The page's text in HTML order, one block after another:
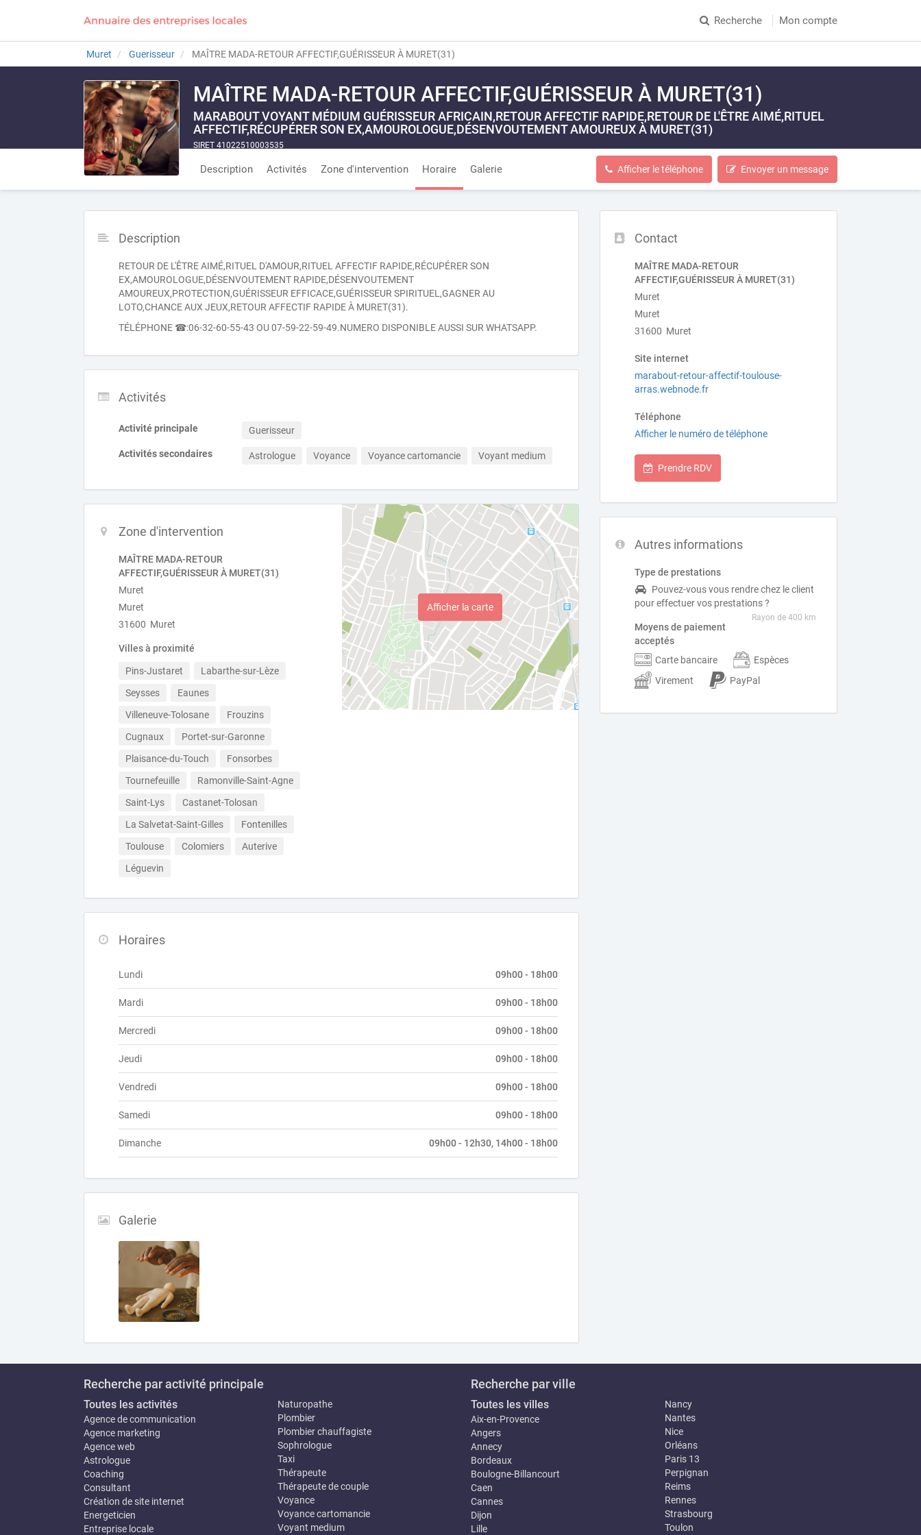
Recherche Mon compte
Muret Guerisseur MAÎTRE MADA-RETOUR AFFECTIF,GUÉRISSEUR À MURET(31)
MAÎTRE MADA-RETOUR AFFECTIF,GUÉRISSEUR À MURET(31)
MARABOUT VOYANT MÉDIUM GUÉRISSEUR AFRICAIN,RETOUR AFFECTIF RAPIDE,RETOUR DE L'ÊTRE AIMÉ,RITUEL
AFFECTIF,RÉCUPÉRER SON EX,AMOUROLOGUE,DÉSENVOUTEMENT AMOUREUX À MURET(31)
SIRET 41022510003535
Description Activités Zone d'intervention Horaire Galerie Afficher le téléphone Envoyer un message
Contact
MAÎTRE MADA-RETOUR
AFFECTIF,GUÉRISSEUR À MURET(31)
Muret
Muret
31600 Muret
Site internet
marabout-retour-affectif-toulouse-
arras.webnode.fr
Téléphone
Afficher le numéro de téléphone
Prendre RDV
Autres informations
Type de prestations
Pouvez-vous vous rendre chez le client
pour effectuer vos prestations ?
Rayon de 400 km
Moyens de paiement
acceptés
Carte bancaire
Espèces
Virement
PayPal
Description
RETOUR DE L'ÊTRE AIMÉ,RITUEL D'AMOUR,RITUEL AFFECTIF RAPIDE,RÉCUPÉRER SON
EX,AMOUROLOGUE,DÉSENVOUTEMENT RAPIDE,DÉSENVOUTEMENT
AMOUREUX,PROTECTION,GUÉRISSEUR EFFICACE,GUÉRISSEUR SPIRITUEL,GAGNER AU
LOTO,CHANCE AUX JEUX,RETOUR AFFECTIF RAPIDE À MURET(31).
TÉLÉPHONE ☎:06-32-60-55-43 OU 07-59-22-59-49.NUMERO DISPONIBLE AUSSI SUR WHATSAPP.
Activités
Activité principale Guerisseur
Activités secondaires Astrologue Voyance Voyance cartomancie Voyant medium
Zone d'intervention
MAÎTRE MADA-RETOUR
AFFECTIF,GUÉRISSEUR À MURET(31)
Muret
Muret
31600 Muret
Villes à proximité
Pins-Justaret
Labarthe-sur-Lèze
Seysses
Eaunes
Villeneuve-Tolosane
Frouzins
Cugnaux
Portet-sur-Garonne
Plaisance-du-Touch
Fonsorbes
Tournefeuille
Ramonville-Saint-Agne
Saint-Lys
Castanet-Tolosan
La Salvetat-Saint-Gilles
Fontenilles
Toulouse
Colomiers
Auterive
Léguevin
Afficher la carte
Horaires
Lundi 09h00 - 18h00
Mardi 09h00 - 18h00
Mercredi 09h00 - 18h00
Jeudi 09h00 - 18h00
Vendredi 09h00 - 18h00
Samedi 09h00 - 18h00
Dimanche 09h00 - 12h30, 14h00 - 18h00
Galerie
Recherche par activité principale
Toutes les activités
Agence de communication
Agence marketing
Agence web
Astrologue
Coaching
Consultant
Création de site internet
Energeticien
Entreprise locale
Naturopathe
Plombier
Plombier chauffagiste
Sophrologue
Taxi
Thérapeute
Thérapeute de couple
Voyance
Voyance cartomancie
Voyant medium
Recherche par ville
Toutes les villes
Aix-en-Provence
Angers
Annecy
Bordeaux
Boulogne-Billancourt
Caen
Cannes
Dijon
Lille
Nancy
Nantes
Nice
Orléans
Paris 13
Perpignan
Reims
Rennes
Strasbourg
Toulon